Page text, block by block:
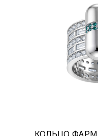
КОЛЬЦО